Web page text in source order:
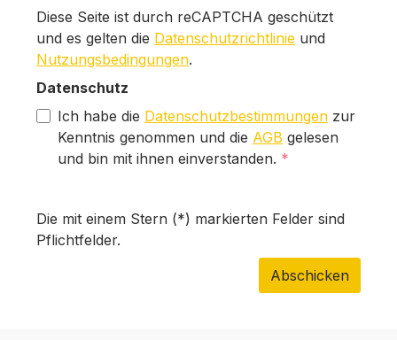
Diese Seite ist durch reCAPTCHA geschützt
und es gelten die Datenschutzrichtlinie und
Nutzungsbedingungen.
Datenschutz
Ich habe die Datenschutzbestimmungen zur
Kenntnis genommen und die AGB gelesen
und bin mit ihnen einverstanden. *
Die mit einem Stern (*) markierten Felder sind
Pflichtfelder.
Abschicken